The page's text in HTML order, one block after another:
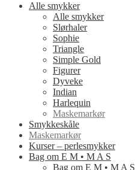
Alle smykker
Alle smykker
Slørhaler
Sophie
Triangle
Simple Gold
Figurer
Dyveke
Indian
Harlequin
Maskemarkør
Smykkeskåle
Maskemarkør
Kurser – perlesmykker
Bag om E M • M A S
Bag om E M • M A S